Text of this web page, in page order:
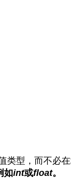
类型，而不必
如int或float。